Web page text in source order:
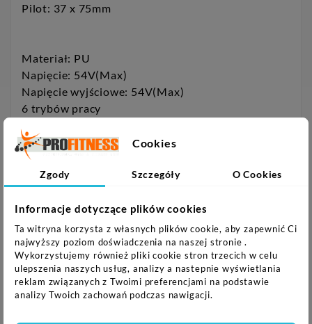
Pilot: 37 x 75mm
Materiał: PU
Napięcie: 54V(Max)
Napięcie wyjściowe: 54V(Max)
6 trybów pracy
Rodzaj baterii do pilota: CR2032 AAA
Przekaźniki ładowane kablem USB
Sugerowana temperatura otoczenia w trakcie
użytkowania: 15-35 st.C
Uwagi:
Nie przeznaczony do użytku komercyjnego
Gwarancja 24 miesiące
Cookies
Zgody Szczegóły O Cookies
Informacje dotyczące plików cookies
Ta witryna korzysta z własnych plików cookie, aby zapewnić Ci
najwyższy poziom doświadczenia na naszej stronie .
Wykorzystujemy również pliki cookie stron trzecich w celu
ulepszenia naszych usług, analizy a nastepnie wyświetlania
reklam związanych z Twoimi preferencjami na podstawie
analizy Twoich zachowań podczas nawigacji.